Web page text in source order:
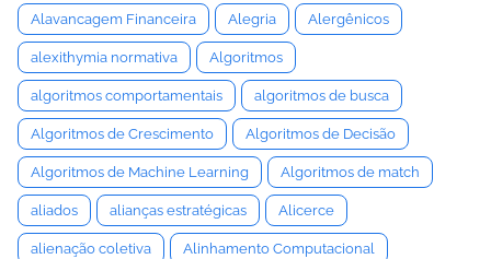
Alavancagem Financeira Alegria Alergênicos
alexithymia normativa Algoritmos
algoritmos comportamentais algoritmos de busca
Algoritmos de Crescimento Algoritmos de Decisão
Algoritmos de Machine Learning Algoritmos de match
aliados alianças estratégicas Alicerce
alienação coletiva Alinhamento Computacional